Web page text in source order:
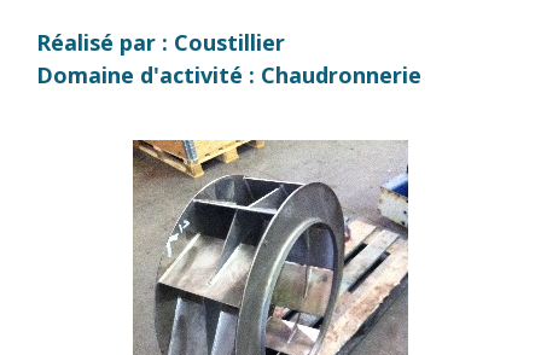
Réalisé par : Coustillier
Domaine d'activité : Chaudronnerie